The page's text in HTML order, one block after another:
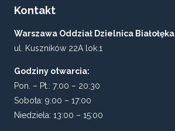
Kontakt
Warszawa Oddział Dzielnica Białołęka
ul. Kuszników 22A lok.1
Godziny otwarcia:
Pon. – Pt.: 7:00 – 20:30
Sobota: 9:00 – 17:00
Niedziela: 13:00 – 15:00